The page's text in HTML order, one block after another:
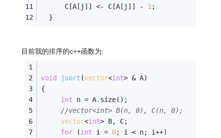
      C[A[j]] <- C[A[j]] -
1 ;
  }
目前我的排序的c++函数为:
void jsort (vector<int> & A)
{
int n = A.size();
//vector<int> B(n, 0), C(n, 0);
vector<int> B, C;
for (int i = 0; i < n; i++)